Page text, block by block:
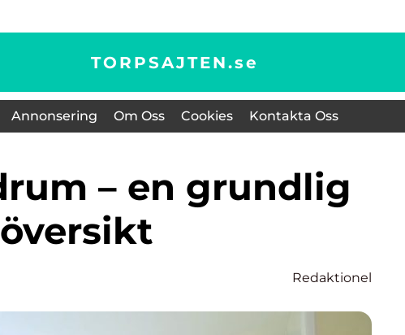
TORPSAJTEN.se
Annonsering Om Oss Cookies Kontakta Oss
översikt
Redaktionel